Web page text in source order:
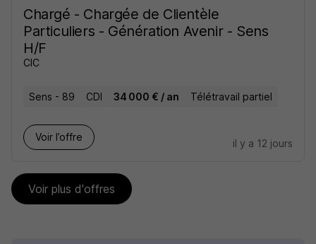
Chargé - Chargée de Clientèle
Particuliers - Génération Avenir - Sens
H/F
CIC
Sens - 89 CDI 34 000 € / an Télétravail partiel
Voir l’offre
il y a 12 jours
Voir plus d'offres